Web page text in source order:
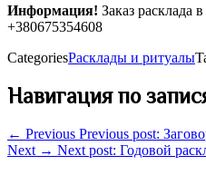
Информация! Заказ расклада
+380675354608
CategoriesРасклады и ритуалы
Навигация по
← Previous Previous post:
Next → Next post: Годовой